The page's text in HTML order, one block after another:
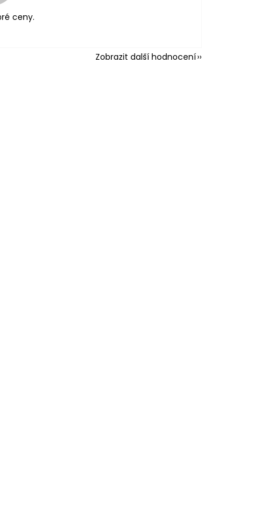
ceny.
Zobrazit další hodnocení